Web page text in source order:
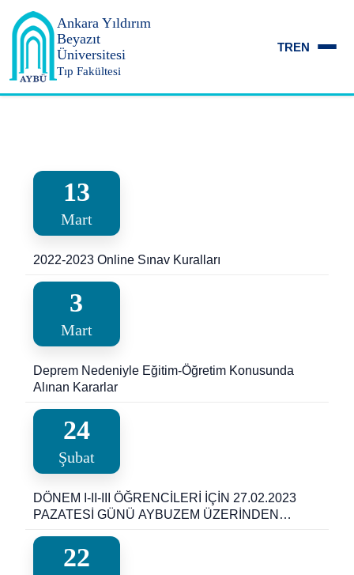
Ankara Yıldırım
Beyazıt
Üniversitesi
Tıp Fakültesi
TREN
13
Mart
2022-2023 Online Sınav Kuralları
3
Mart
Deprem Nedeniyle Eğitim-Öğretim Konusunda
Alınan Kararlar
24
Şubat
DÖNEM I-II-III ÖĞRENCİLERİ İÇİN 27.02.2023
PAZATESİ GÜNÜ AYBUZEM ÜZERİNDEN
DERS PROGRAMLARI YAYINLANDI
22